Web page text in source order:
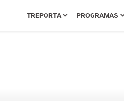
TREPORTA PROGRAMAS